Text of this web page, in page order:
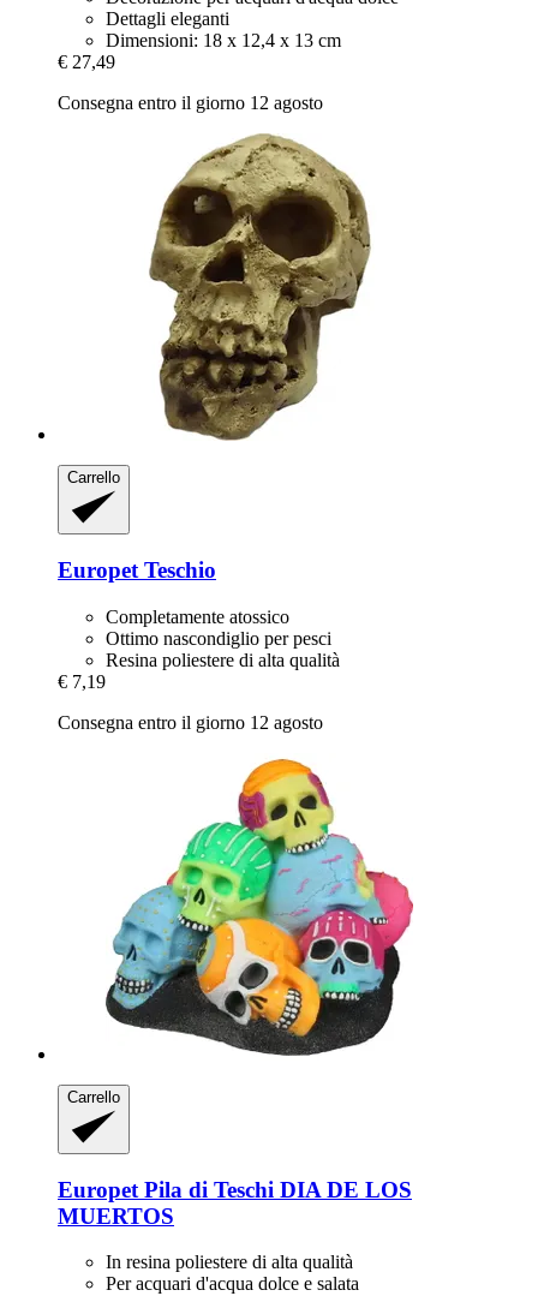
Dettagli eleganti
Dimensioni: 18 x 12,4 x 13 cm
€ 27,49
Consegna entro il giorno 12 agosto
Carrello
Europet Teschio
Completamente atossico
Ottimo nascondiglio per pesci
Resina poliestere di alta qualità
€ 7,19
Consegna entro il giorno 12 agosto
Carrello
Europet Pila di Teschi DIA DE LOS
MUERTOS
In resina poliestere di alta qualità
Per acquari d'acqua dolce e salata